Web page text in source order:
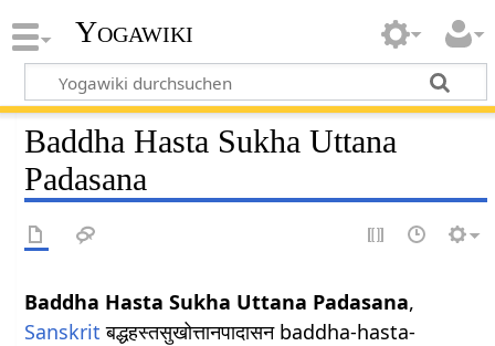
Yogawiki
Baddha Hasta Sukha Uttana
Padasana
Baddha Hasta Sukha Uttana Padasana,
Sanskrit बद्धहस्तसुखोत्तानपादासन baddha-hasta-